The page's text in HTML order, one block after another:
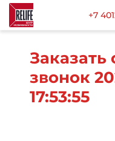
+7
звонок
17:53:55